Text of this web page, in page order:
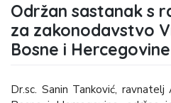
Održan sastanak s
za zakonodavstvo
Bosne i Hercegovine
Dr.sc. Sanin Tanković,